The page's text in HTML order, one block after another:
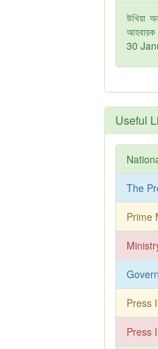
উখিয়া
আহবায়ক
30
Useful
The
Prime
Press
Press